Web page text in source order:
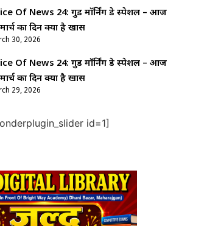
Of News 24: गुड माॅर्निंग डे स्पेशल – आज
का दिन क्यों है खास
30, 2026
Of News 24: गुड माॅर्निंग डे स्पेशल – आज
का दिन क्यों है खास
29, 2026
id=1]